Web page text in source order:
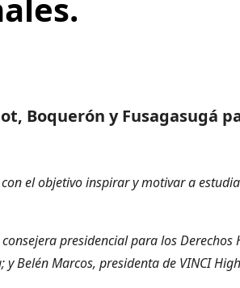
Boquerón y Fusagasugá
con el objetivo inspirar y motivar a
presidencial para los Derechos
Belén Marcos, presidenta de VINCI